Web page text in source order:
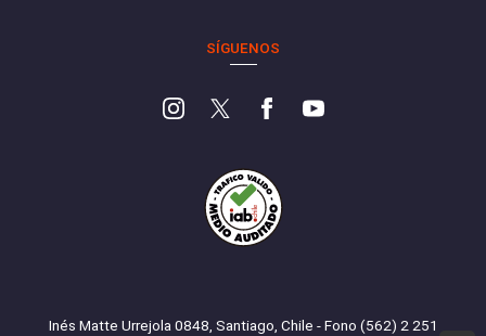
SÍGUENOS
Inés Matte Urrejola 0848, Santiago, Chile - Fono (562) 2 251